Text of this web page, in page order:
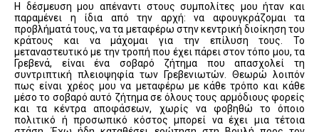
Η δέσμευση μου απέναντι στους συμπολίτες μου ήταν και
παραμένει η ίδια από την αρχή: να αφουγκράζομαι τα
προβλήματά τους, να τα μεταφέρω στην κεντρική διοίκηση του
κράτους και να μάχομαι για την επίλυση τους. Το
μεταναστευτικό με την τροπή που έχει πάρει στον τόπο μου, τα
Γρεβενά, είναι ένα σοβαρό ζήτημα που απασχολεί τη
συντριπτική πλειοψηφία των Γρεβενιωτών. Θεωρώ λοιπόν
πως είναι χρέος μου να μεταφέρω με κάθε τρόπο και κάθε
μέσο το σοβαρό αυτό ζήτημα σε όλους τους αρμόδιους φορείς
και τα κέντρα αποφάσεων, χωρίς να φοβηθώ το όποιο
πολιτικό ή προσωπικό κόστος μπορεί να έχει μια τέτοια